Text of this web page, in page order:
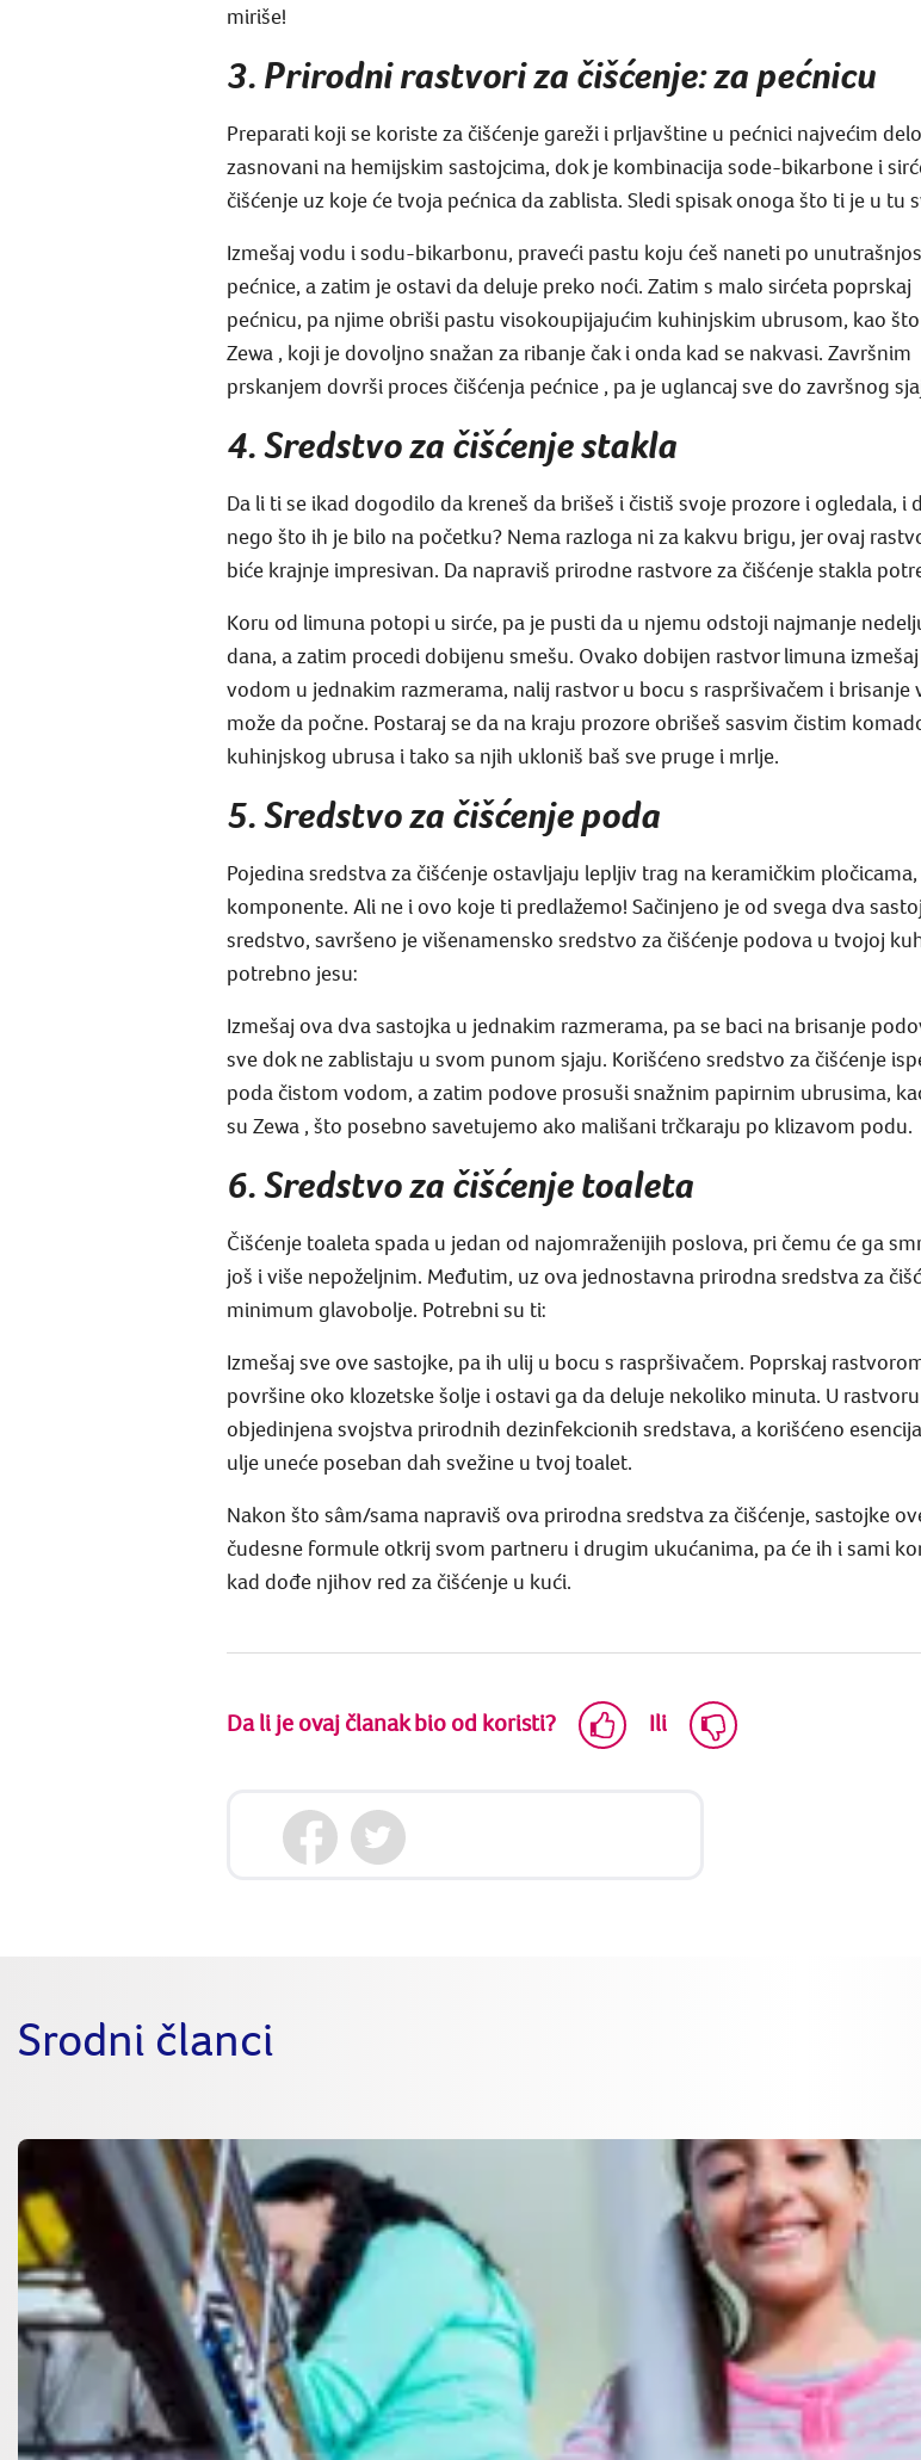
miriše!
3. Prirodni rastvori za čišćenje: za pećnicu
Preparati koji se koriste za čišćenje gareži i prljavštine u pećnici najvećim
zasnovani na hemijskim sastojcima, dok je kombinacija sode-bikarbone i
čišćenje uz koje će tvoja pećnica da zablista. Sledi spisak onoga što ti je u tu
Izmešaj vodu i sodu-bikarbonu, praveći pastu koju ćeš naneti po
pećnice, a zatim je ostavi da deluje preko noći. Zatim s malo sirćeta poprskaj
pećnicu, pa njime obriši pastu visokoupijajućim kuhinjskim ubrusom, kao
Zewa , koji je dovoljno snažan za ribanje čak i onda kad se nakvasi. Završnim
prskanjem dovrši proces čišćenja pećnice , pa je uglancaj sve do završnog
4. Sredstvo za čišćenje stakla
Da li ti se ikad dogodilo da kreneš da brišeš i čistiš svoje prozore i ogledala,
nego što ih je bilo na početku? Nema razloga ni za kakvu brigu, jer ovaj
biće krajnje impresivan. Da napraviš prirodne rastvore za čišćenje stakla
Koru od limuna potopi u sirće, pa je pusti da u njemu odstoji najmanje
dana, a zatim procedi dobijenu smešu. Ovako dobijen rastvor limuna izmešaj
vodom u jednakim razmerama, nalij rastvor u bocu s raspršivačem i brisanje
može da počne. Postaraj se da na kraju prozore obrišeš sasvim čistim
kuhinjskog ubrusa i tako sa njih ukloniš baš sve pruge i mrlje.
5. Sredstvo za čišćenje poda
Pojedina sredstva za čišćenje ostavljaju lepljiv trag na keramičkim
komponente. Ali ne i ovo koje ti predlažemo! Sačinjeno je od svega dva
sredstvo, savršeno je višenamensko sredstvo za čišćenje podova u tvojoj
potrebno jesu:
Izmešaj ova dva sastojka u jednakim razmerama, pa se baci na brisanje
sve dok ne zablistaju u svom punom sjaju. Korišćeno sredstvo za čišćenje
poda čistom vodom, a zatim podove prosuši snažnim papirnim ubrusima,
su Zewa , što posebno savetujemo ako mališani trčkaraju po klizavom podu.
6. Sredstvo za čišćenje toaleta
Čišćenje toaleta spada u jedan od najomraženijih poslova, pri čemu će ga
još i više nepoželjnim. Međutim, uz ova jednostavna prirodna sredstva za
minimum glavobolje. Potrebni su ti:
Izmešaj sve ove sastojke, pa ih ulij u bocu s raspršivačem. Poprskaj
površine oko klozetske šolje i ostavi ga da deluje nekoliko minuta. U
objedinjena svojstva prirodnih dezinfekcionih sredstava, a korišćeno
ulje uneće poseban dah svežine u tvoj toalet.
Nakon što sâm/sama napraviš ova prirodna sredstva za čišćenje, sastojke
čudesne formule otkrij svom partneru i drugim ukućanima, pa će ih i sami
kad dođe njihov red za čišćenje u kući.
Da li je ovaj članak bio od koristi? Ili
Srodni članci